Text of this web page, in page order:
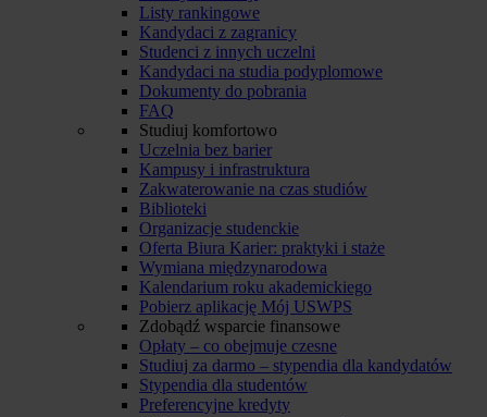
Listy rankingowe
Kandydaci z zagranicy
Studenci z innych uczelni
Kandydaci na studia podyplomowe
Dokumenty do pobrania
FAQ
Studiuj komfortowo
Uczelnia bez barier
Kampusy i infrastruktura
Zakwaterowanie na czas studiów
Biblioteki
Organizacje studenckie
Oferta Biura Karier: praktyki i staże
Wymiana międzynarodowa
Kalendarium roku akademickiego
Pobierz aplikację Mój USWPS
Zdobądź wsparcie finansowe
Opłaty – co obejmuje czesne
Studiuj za darmo – stypendia dla kandydatów
Stypendia dla studentów
Preferencyjne kredyty